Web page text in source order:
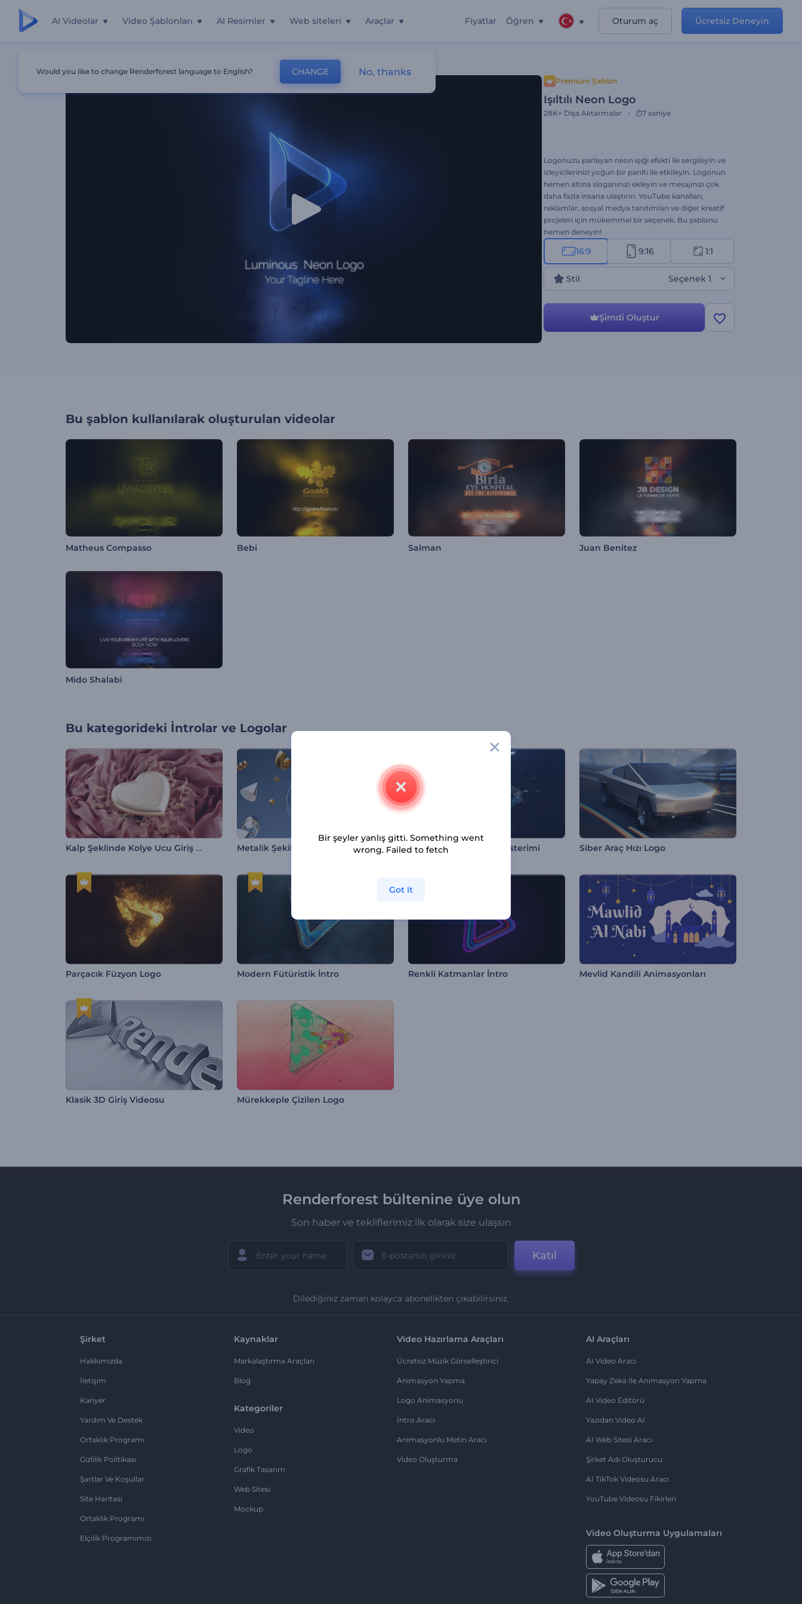
AI Videolar Video Şablonları AI Resimler Web siteleri Araçlar Fiyatlar Öğren Oturum aç Ücretsiz Deneyin
Premium Şablon
Işıltılı Neon Logo
28K+ Dışa Aktarmalar 7 saniye
Logonuzu parlayan neon ışığı efekti ile sergileyin ve
izleyicilerinizi yoğun bir parıltı ile etkileyin. Logonun
hemen altına sloganınızı ekleyin ve mesajınızı çok
daha fazla insana ulaştırın. YouTube kanalları,
reklamlar, sosyal medya tanıtımları ve diğer kreatif
projeleri için mükemmel bir seçenek. Bu şablonu
hemen deneyin!
16:9 9:16 1:1
Stil Seçenek 1
Şi̇mdi̇ Oluştur
Bu şablon kullanılarak oluşturulan videolar
Matheus Compasso Bebi Salman Juan Benitez
Mido Shalabi
Bu kategorideki İntrolar ve Logolar
Kalp Şeklinde Kolye Ucu Giriş Videosu Metalik Şekiller Logo Gümüş Eritme Logo Gösterimi Siber Araç Hızı Logo
Parçacık Füzyon Logo Modern Fütüristik İntro Renkli Katmanlar İntro Mevlid Kandili Animasyonları
Klasik 3D Giriş Videosu Mürekkeple Çizilen Logo
Renderforest bültenine üye olun
Son haber ve tekliflerimiz ilk olarak size ulaşsın
Katıl
Dilediğiniz zaman kolayca abonelikten çıkabilirsiniz.
Şirket
Hakkımızda
İletişim
Kariyer
Yardım Ve Destek
Ortaklık Programı
Gizlilik Politikası
Şartlar Ve Koşullar
Site Haritası
Ortaklık Programı
Elçilik Programımızı
Kaynaklar
Markalaştırma Araçları
Blog
Kategoriler
Video
Logo
Grafik Tasarım
Web Sitesi
Mockup
Video Hazırlama Araçları
Ücretsiz Müzik Görselleştirici
Animasyon Yapma
Logo Animasyonu
İntro Aracı
Animasyonlu Metin Aracı
Video Oluşturma
AI Araçları
AI Video Aracı
Yapay Zeka Ile Animasyon Yapma
AI Video Editörü
Yazıdan Video AI
AI Web Sitesi Aracı
Şirket Adı Oluşturucu
AI TikTok Videosu Aracı
YouTube Videosu Fikirleri
Video Oluşturma Uygulamaları
Would you like to change Renderforest language to English? CHANGE No, thanks
Bir şeyler yanlış gitti. Something went
wrong. Failed to fetch
Got it